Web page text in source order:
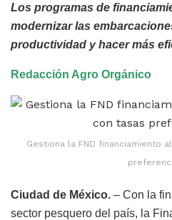
Los programas de
modernizar las
productividad y hacer más
Redacción Agro Orgánico
Gestiona la FND financiamiento
Ciudad de México. – Con la
sector pesquero del país, la